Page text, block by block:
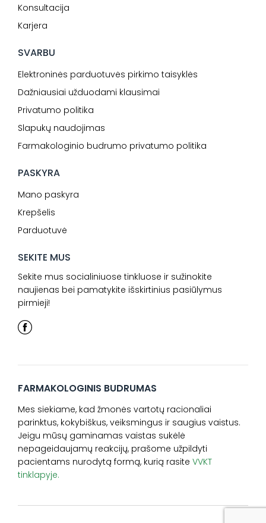
Konsultacija
Karjera
SVARBU
Elektroninės parduotuvės pirkimo taisyklės
Dažniausiai užduodami klausimai
Privatumo politika
Slapukų naudojimas
Farmakologinio budrumo privatumo politika
PASKYRA
Mano paskyra
Krepšelis
Parduotuvė
SEKITE MUS
Sekite mus socialiniuose tinkluose ir sužinokite
naujienas bei pamatykite išskirtinius pasiūlymus
pirmieji!
FARMAKOLOGINIS BUDRUMAS
Mes siekiame, kad žmonės vartotų racionaliai
parinktus, kokybiškus, veiksmingus ir saugius vaistus.
Jeigu mūsų gaminamas vaistas sukėlė
nepageidaujamų reakcijų, prašome užpildyti
pacientams nurodytą formą, kurią rasite VVKT
tinklapyje.